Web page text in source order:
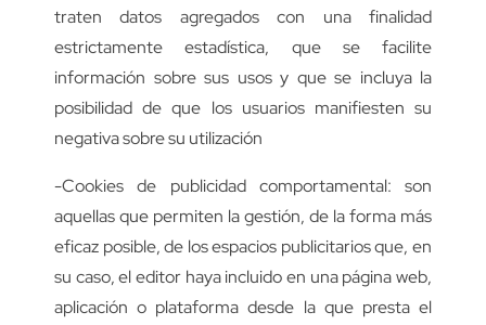
traten datos agregados con una finalidad
estrictamente estadística, que se facilite
información sobre sus usos y que se incluya la
posibilidad de que los usuarios manifiesten su
negativa sobre su utilización
-Cookies de publicidad comportamental: son
aquellas que permiten la gestión, de la forma más
eficaz posible, de los espacios publicitarios que, en
su caso, el editor haya incluido en una página web,
aplicación o plataforma desde la que presta el